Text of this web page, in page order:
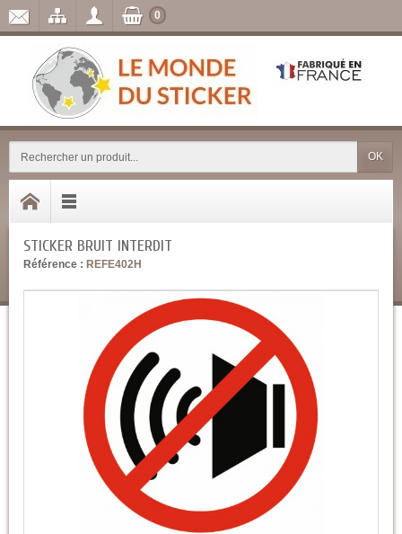
OK
0
STICKER BRUIT INTERDIT
Référence : REFE402H